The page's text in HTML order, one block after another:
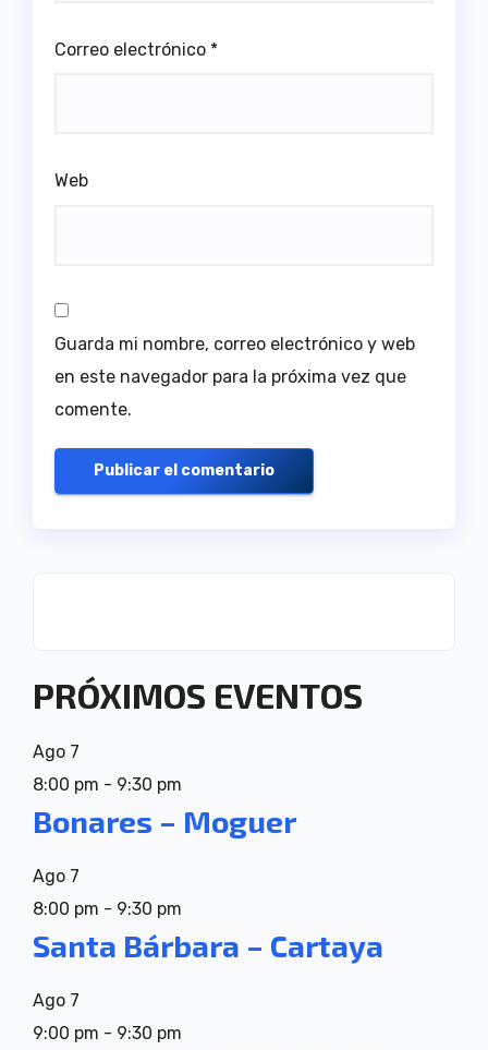
Correo electrónico *
Web
Guarda mi nombre, correo electrónico y web
en este navegador para la próxima vez que
comente.
PRÓXIMOS EVENTOS
Ago 7
8:00 pm - 9:30 pm
Bonares – Moguer
Ago 7
8:00 pm - 9:30 pm
Santa Bárbara – Cartaya
Ago 7
9:00 pm - 9:30 pm